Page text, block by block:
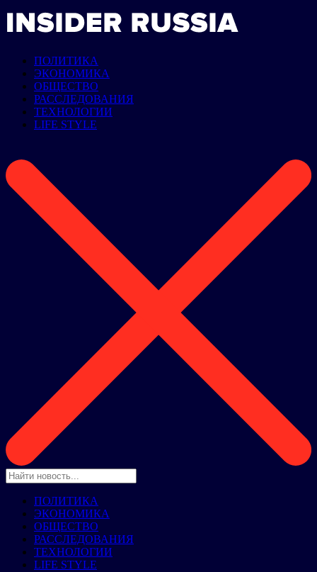
ПОЛИТИКА
ЭКОНОМИКА
ОБЩЕСТВО
РАССЛЕДОВАНИЯ
ТЕХНОЛОГИИ
LIFE STYLE
ПОЛИТИКА
ЭКОНОМИКА
ОБЩЕСТВО
РАССЛЕДОВАНИЯ
ТЕХНОЛОГИИ
LIFE STYLE